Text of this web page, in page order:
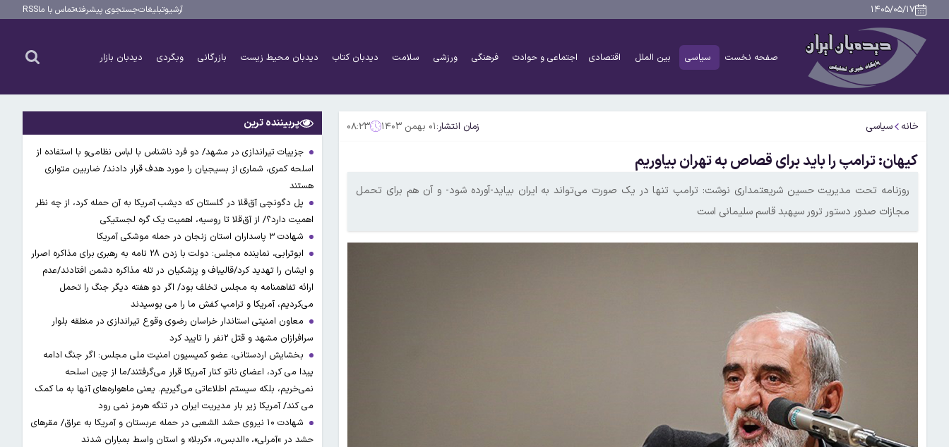
۱۴۰۵/۰۵/۱۷ آرشیوتبلیغاتجستجوی پیشرفتهتماس با ماRSS
صفحه نخست سیاسی بین الملل اقتصادی اجتماعی و حوادث فرهنگی ورزشی سلامت دیدبان کتاب دیدبان محیط زیست بازرگانی وبگردی دیدبان بازار
خانه سیاسی زمان انتشار:۰۱ بهمن ۱۴۰۳ ۰۸:۲۳
کیهان: ترامپ را باید برای قصاص به تهران بیاوریم
روزنامه تحت مدیریت حسین شریعتمداری نوشت: ترامپ تنها در یک صورت می‌تواند به ایران بیاید-آورده شود- و آن هم برای تحمل
مجازات صدور دستور ترور سپهبد قاسم سلیمانی است
پربیننده ترین
جزییات تیراندازی در مشهد/ دو فرد ناشناس با لباس نظامی‌و با استفاده از
اسلحه کمری، شماری از بسیجیان را مورد هدف قرار دادند/ ضاربین متواری
هستند
پل دگونچی آق‌قلا در گلستان که دیشب آمریکا به آن حمله کرد، از چه نظر
اهمیت دارد؟/ از آق‌قلا تا روسیه، اهمیت یک گره لجستیکی
شهادت ۳ ‌پاسداران استان زنجان در حمله موشکی آمریکا
ابوترابی، نماینده مجلس: دولت با زدن ۲۸ نامه به رهبری برای مذاکره اصرار
و ایشان را تهدید کرد/قالیباف و پزشکیان در تله مذاکره دشمن افتادند/عدم
ارائه تفاهمنامه به مجلس تخلف بود/ اگر دو هفته دیگر جنگ را تحمل
می‌کردیم، آمریکا و ترامپ کفش ما را می بوسیدند
معاون امنیتی استاندار خراسان رضوی وقوع تیراندازی در منطقه بلوار
سرافرازان مشهد و قتل ۲نفر را تایید کرد
بخشایش اردستانی، عضو کمیسیون امنیت ملی مجلس: اگر جنگ ادامه
پیدا می کرد، اعضای ناتو کنار آمریکا قرار می‌گرفتند/ما از چین اسلحه
نمی‌خریم، بلکه سیستم اطلاعاتی می‌گیریم. یعنی ماهواره‌های آنها به ما کمک
می کند/ آمریکا زیر بار مدیریت ایران در تنگه هرمز نمی رود
شهادت ۱۰ نیروی حشد الشعبی در حمله عربستان و آمریکا به عراق/ مقرهای
حشد در »آمرلی»، «الدبس»، «کربلا« و استان واسط بمباران شدند